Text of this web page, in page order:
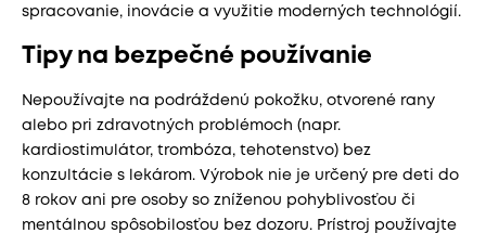
spracovanie, inovácie a využitie moderných technológií.
Tipy na bezpečné používanie
Nepoužívajte na podráždenú pokožku, otvorené rany
alebo pri zdravotných problémoch (napr.
kardiostimulátor, trombóza, tehotenstvo) bez
konzultácie s lekárom. Výrobok nie je určený pre deti do
8 rokov ani pre osoby so zníženou pohyblivosťou či
mentálnou spôsobilosťou bez dozoru. Prístroj používajte